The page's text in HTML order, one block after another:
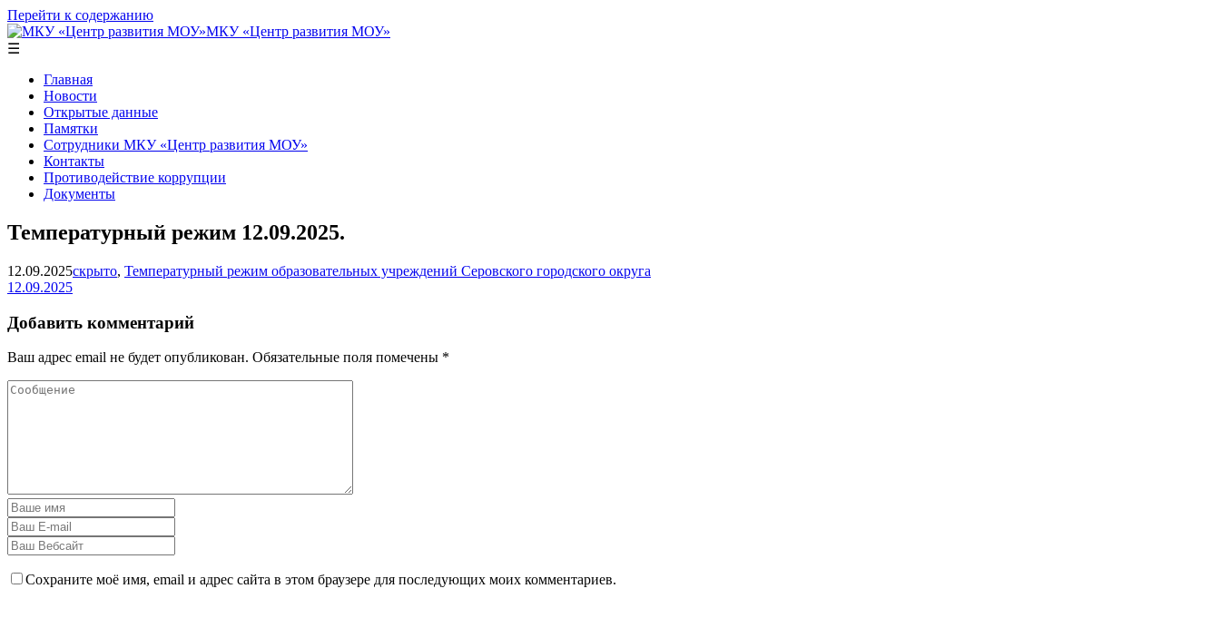
Перейти к содержанию
МКУ «Центр развития МОУ»
☰
Главная
Новости
Открытые данные
Памятки
Сотрудники МКУ «Центр развития МОУ»
Контакты
Противодействие коррупции
Документы
Температурный режим 12.09.2025.
12.09.2025скрыто, Температурный режим образовательных учреждений Серовского городского округа
12.09.2025
Добавить комментарий
Ваш адрес email не будет опубликован. Обязательные поля помечены *
Сохраните моё имя, email и адрес сайта в этом браузере для последующих моих комментариев.